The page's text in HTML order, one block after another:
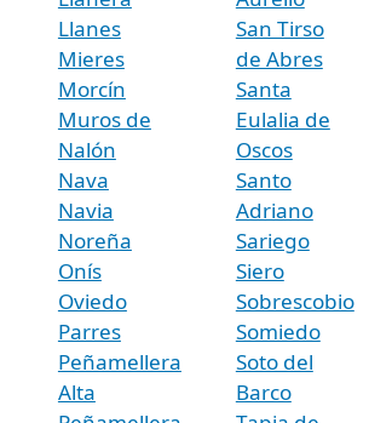
Llanes
Mieres
Morcín
Muros de
Nalón
Nava
Navia
Noreña
Onís
Oviedo
Parres
Peñamellera
Alta
San Tirso
de Abres
Santa
Eulalia de
Oscos
Santo
Adriano
Sariego
Siero
Sobrescobio
Somiedo
Soto del
Barco